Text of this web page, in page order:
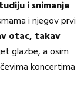
i snimanje
i njegov prvi
otac, takav
glazbe, a osim
koncertima